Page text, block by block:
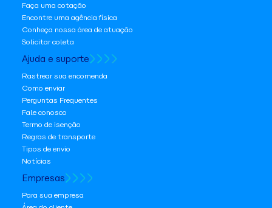
Faça uma cotação
Encontre uma agência física
Conheça nossa área de atuação
Solicitar coleta
Ajuda e suporte
Rastrear sua encomenda
Como enviar
Perguntas Frequentes
Fale conosco
Termo de isenção
Regras de transporte
Tipos de envio
Notícias
Empresas
Para sua empresa